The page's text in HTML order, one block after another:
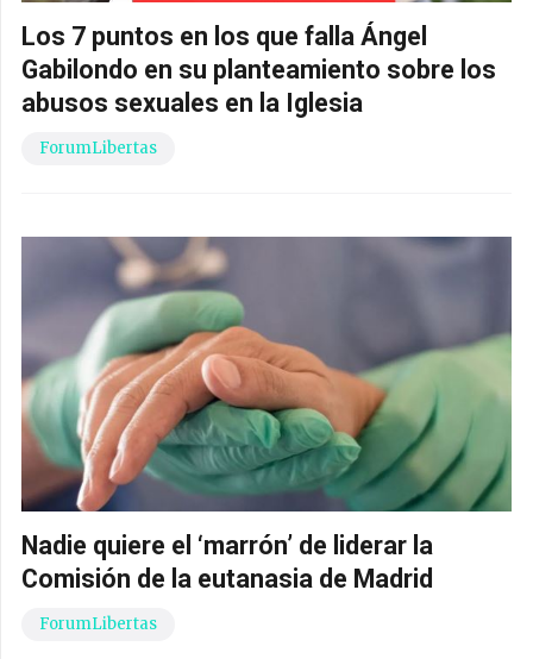
Los 7 puntos en los que falla Ángel
Gabilondo en su planteamiento sobre los
abusos sexuales en la Iglesia
ForumLibertas
Nadie quiere el ‘marrón’ de liderar la
Comisión de la eutanasia de Madrid
ForumLibertas